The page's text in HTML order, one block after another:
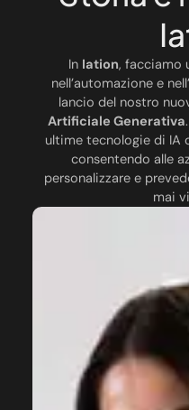
In Iation, facciamo
nell’automazione e
lancio del nostro
Artificiale Generativa
ultime tecnologie di IA
consentendo alle
personalizzare e
mai